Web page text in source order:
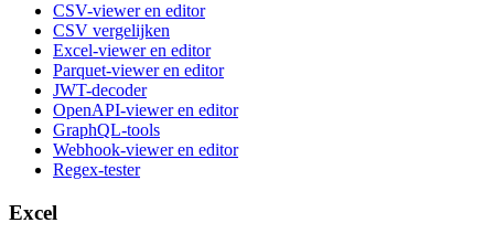
CSV-viewer en editor
CSV vergelijken
Excel-viewer en editor
Parquet-viewer en editor
JWT-decoder
OpenAPI-viewer en editor
GraphQL-tools
Webhook-viewer en editor
Regex-tester
Excel